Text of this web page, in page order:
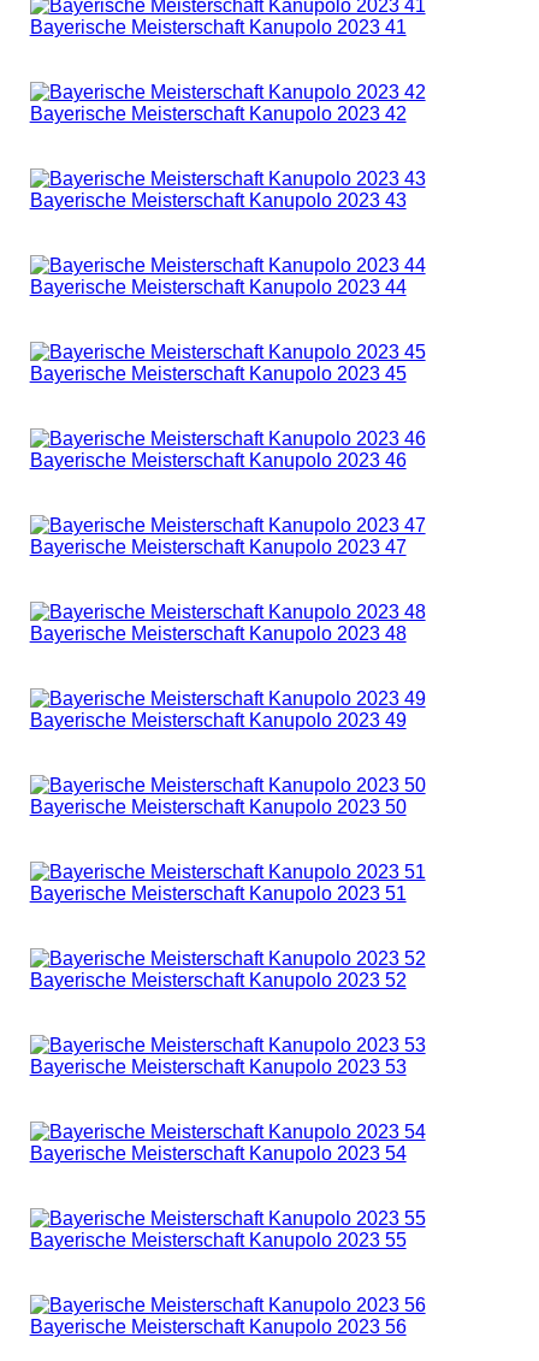
Bayerische Meisterschaft Kanupolo 2023 41
Bayerische Meisterschaft Kanupolo 2023 42
Bayerische Meisterschaft Kanupolo 2023 43
Bayerische Meisterschaft Kanupolo 2023 44
Bayerische Meisterschaft Kanupolo 2023 45
Bayerische Meisterschaft Kanupolo 2023 46
Bayerische Meisterschaft Kanupolo 2023 47
Bayerische Meisterschaft Kanupolo 2023 48
Bayerische Meisterschaft Kanupolo 2023 49
Bayerische Meisterschaft Kanupolo 2023 50
Bayerische Meisterschaft Kanupolo 2023 51
Bayerische Meisterschaft Kanupolo 2023 52
Bayerische Meisterschaft Kanupolo 2023 53
Bayerische Meisterschaft Kanupolo 2023 54
Bayerische Meisterschaft Kanupolo 2023 55
Bayerische Meisterschaft Kanupolo 2023 56